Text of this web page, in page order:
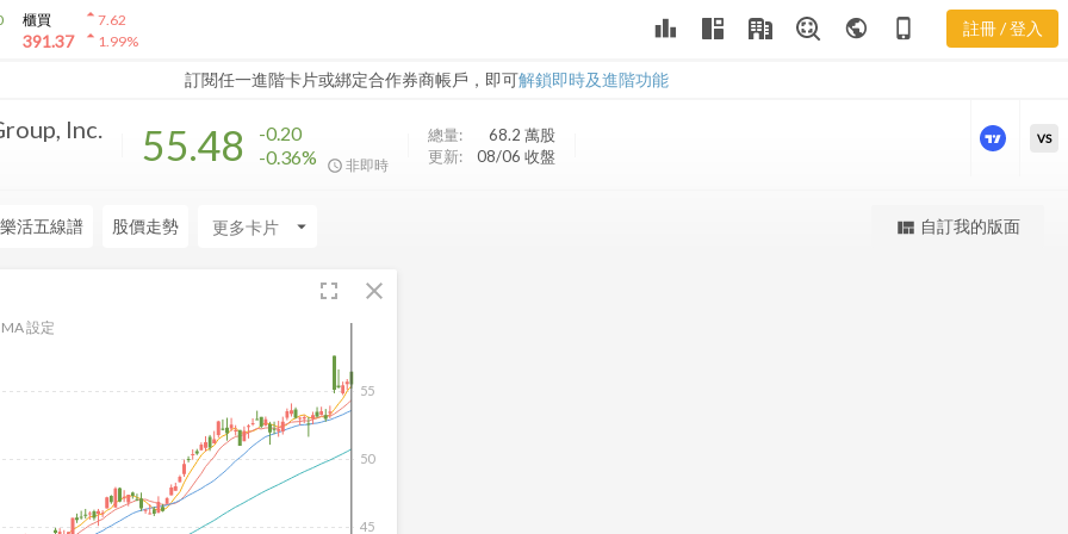
櫃買
391.37
arrow_drop_up7.62
arrow_drop_up1.99% leaderboard public phone_iphone 註冊 / 登入
訂閱任一進階卡片或綁定合作券商帳戶，即可解鎖即時及進階功能
CNO 股價K線
Inc. 55.48
-0.20
-0.36%
非即時
總量: 68.2 萬股
更新:
08/06 收盤
更強大的進階價量圖表
VS
樂活五線譜 股價走勢 arrow_drop_down view_quilt 自訂我的版面
fullscreen close
45
50
55
MA 設定